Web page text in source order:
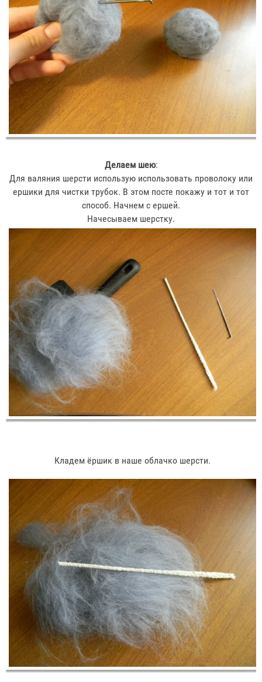
Делаем шею:
Для валяния шерсти использую использовать проволоку или
ершики для чистки трубок. В этом посте покажу и тот и тот
способ. Начнем с ершей.
Начесываем шерстку.
Кладем ёршик в наше облачко шерсти.